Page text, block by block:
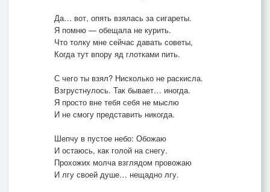
Да… вот, опять взялась за сигареты.
Я помню — обещала не курить.
Что толку мне сейчас давать советы,
Когда тут впору яд глотками пить.
С чего ты взял? Нисколько не раскисла.
Взгрустнулось. Так бывает… иногда.
Я просто вне тебя себя не мыслю
И не смогу представить никогда.
Шепчу в пустое небо: Обожаю
И остаюсь, как голой на снегу.
Прохожих молча взглядом провожаю
И лгу своей душе… нещадно лгу.